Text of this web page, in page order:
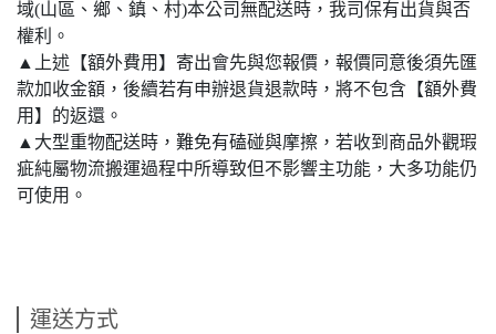
域(山區、鄉、鎮、村)本公司無配送時，我司保有出貨與否
權利。
▲上述【額外費用】寄出會先與您報價，報價同意後須先匯
款加收金額，後續若有申辦退貨退款時，將不包含【額外費
用】的返還。
▲大型重物配送時，難免有磕碰與摩擦，若收到商品外觀瑕
疵純屬物流搬運過程中所導致但不影響主功能，大多功能仍
可使用。
運送方式